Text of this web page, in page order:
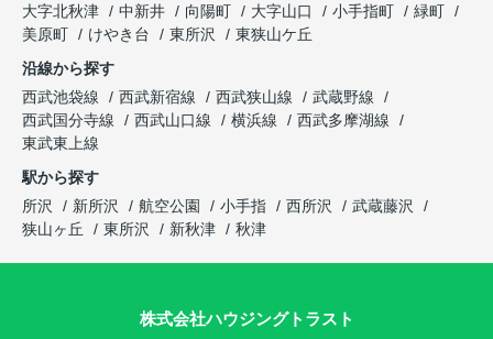
大字北秋津
中新井 向陽町 大字山口 小手指町
緑町
美原町
けやき台 東所沢
東狭山ケ丘
沿線から探す
西武池袋線
西武新宿線 西武狭山線
武蔵野線
西武国分寺線
西武山口線 横浜線
西武多摩湖線
東武東上線
駅から探す
所沢
新所沢 航空公園 小手指 西所沢
武蔵藤沢
狭山ヶ丘
東所沢 新秋津 秋津
株式会社ハウジングトラスト